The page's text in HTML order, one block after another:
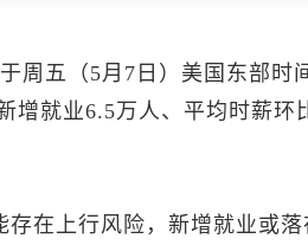
周五（5月7日）美国东部时
增就业6.5万人、平均时薪环
在上行风险，新增就业或落